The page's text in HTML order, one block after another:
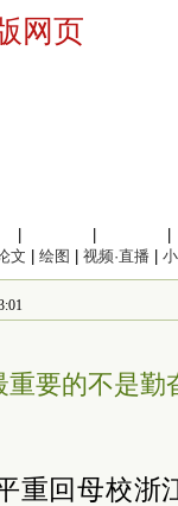
网页
文 绘图 视频·直播
要的不是勤
重回母校浙